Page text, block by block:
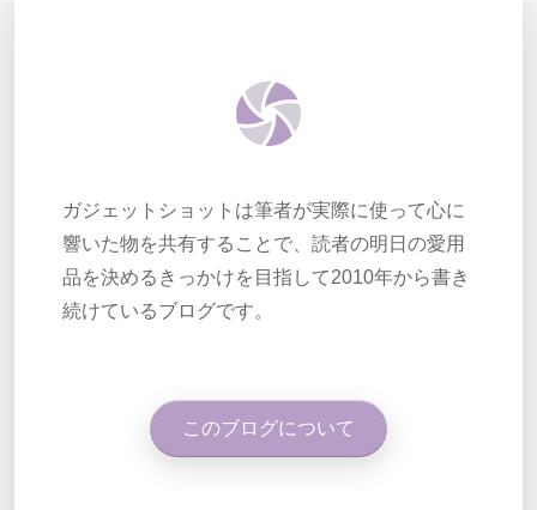
ガジェットショットは筆者が実際に使って心に
響いた物を共有することで、読者の明日の愛用
品を決めるきっかけを目指して2010年から書き
続けているブログです。
このブログについて